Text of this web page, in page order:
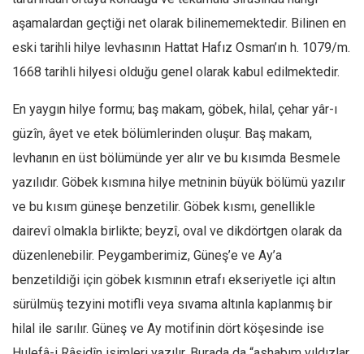
aşamalardan geçtiği net olarak bilinememektedir. Bilinen en
eski tarihli hilye levhasının Hattat Hafız Osman’ın h. 1079/m.
1668 tarihli hilyesi olduğu genel olarak kabul edilmektedir.
En yaygın hilye formu; baş makam, göbek, hilal, çehar yâr-ı
güzîn, âyet ve etek bölümlerinden oluşur. Baş makam,
levhanın en üst bölümünde yer alır ve bu kısımda Besmele
yazılıdır. Göbek kısmına hilye metninin büyük bölümü yazılır
ve bu kısım güneşe benzetilir. Göbek kısmı, genellikle
dairevî olmakla birlikte; beyzî, oval ve dikdörtgen olarak da
düzenlenebilir. Peygamberimiz, Güneş’e ve Ay’a
benzetildiği için göbek kısmının etrafı ekseriyetle içi altın
sürülmüş tezyini motifli veya sıvama altınla kaplanmış bir
hilal ile sarılır. Güneş ve Ay motifinin dört köşesinde ise